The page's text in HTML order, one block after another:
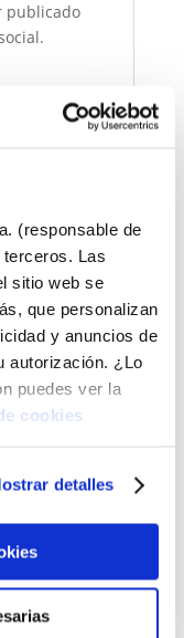
(responsable de
Las
sitio web se
que personalizan
y anuncios de
autorización. ¿Lo
puedes ver la
cookies
detalles
publicado
website
que
sociais
e-mail
que
(estou em
IVA).